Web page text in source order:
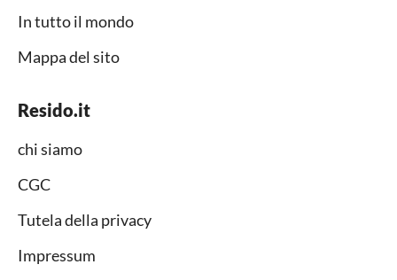
In tutto il mondo
Mappa del sito
Resido.it
chi siamo
CGC
Tutela della privacy
Impressum